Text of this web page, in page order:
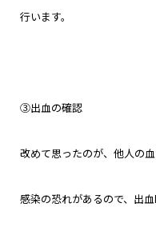
行います。
③出血の確認
改めて思ったのが、他人の
感染の恐れがあるので、出血